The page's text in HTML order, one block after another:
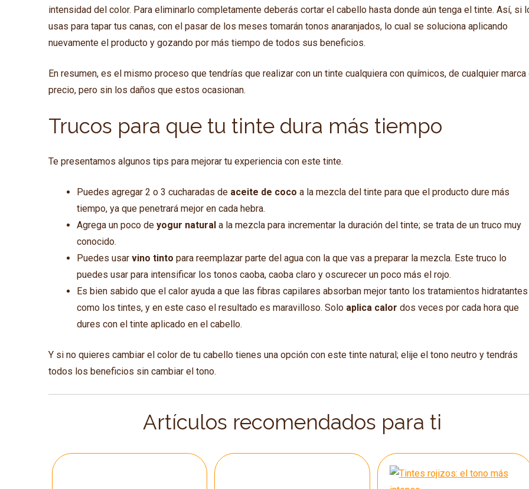
intensidad del color. Para eliminarlo completamente deberás cortar el cabello hasta donde aún tenga el tinte. Así, si
usas para tapar tus canas, con el pasar de los meses tomarán tonos anaranjados, lo cual se soluciona aplicando
nuevamente el producto y gozando por más tiempo de todos sus beneficios.
En resumen, es el mismo proceso que tendrías que realizar con un tinte cualquiera con químicos, de cualquier marca
precio, pero sin los daños que estos ocasionan.
Trucos para que tu tinte dura más tiempo
Te presentamos algunos tips para mejorar tu experiencia con este tinte.
Puedes agregar 2 o 3 cucharadas de aceite de coco a la mezcla del tinte para que el producto dure más
tiempo, ya que penetrará mejor en cada hebra.
Agrega un poco deyogur natural a la mezcla para incrementar la duración del tinte; se trata de un truco muy
conocido.
Puedes usar vino tinto para reemplazar parte del agua con la que vas a preparar la mezcla. Este truco lo
puedes usar para intensificar los tonos caoba, caoba claro y oscurecer un poco más el rojo.
Es bien sabido que el calor ayuda a que las fibras capilares absorban mejor tanto los tratamientos hidratantes
como los tintes, y en este caso el resultado es maravilloso. Solo aplica calordos veces por cada hora que
dures con el tinte aplicado en el cabello.
Y si no quieres cambiar el color de tu cabello tienes una opción con este tinte natural; elije el tono neutro y tendrás
todos los beneficios sin cambiar el tono.
Artículos recomendados para ti